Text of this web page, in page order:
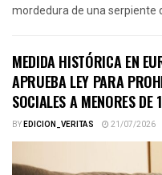
mordedura de una serpiente
MEDIDA HISTÓRICA EN
APRUEBA LEY PARA
SOCIALES A MENORES DE
BYEDICION_VERITAS 21/07/2026